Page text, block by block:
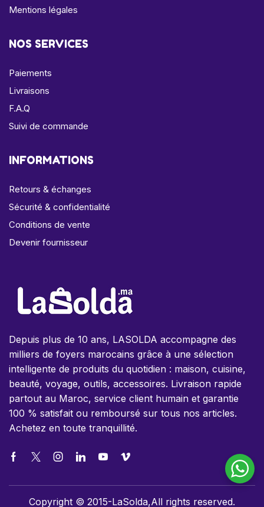
Mentions légales
NOS SERVICES
Paiements
Livraisons
F.A.Q
Suivi de commande
INFORMATIONS
Retours & échanges
Sécurité & confidentialité
Conditions de vente
Devenir fournisseur
Depuis plus de 10 ans, LASOLDA accompagne des
milliers de foyers marocains grâce à une sélection
intelligente de produits du quotidien : maison, cuisine,
beauté, voyage, outils, accessoires. Livraison rapide
partout au Maroc, service client humain et garantie
100 % satisfait ou remboursé sur tous nos articles.
Achetez en toute tranquillité.
Copyright © 2015-LaSolda,All rights reserved.